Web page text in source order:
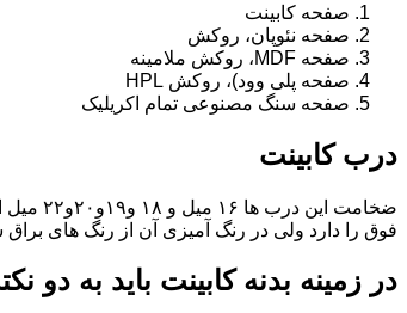
صفحه کابینت
صفحه نئوپان، روکش
صفحه MDF، روکش ملامینه
صفحه پلی وود)، روکش HPL
صفحه سنگ مصنوعی تمام اکریلیک
درب کابینت
فوق را دارد ولی در رنگ آمیزی آن از رنگ های
در زمینه بدنه کابینت باید به دو